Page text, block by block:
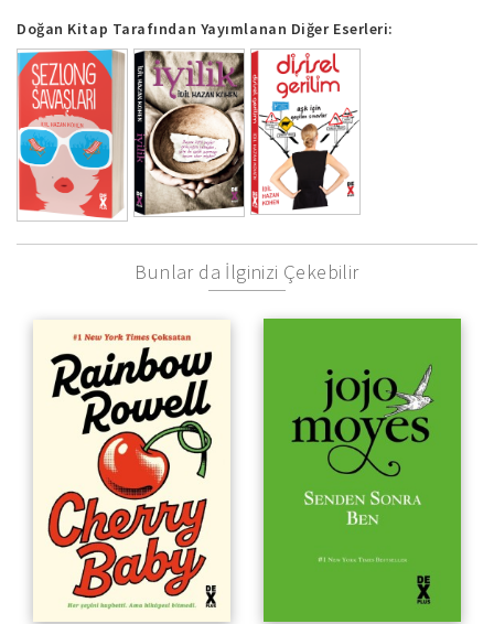
Doğan Kitap Tarafından Yayımlanan Diğer Eserleri:
Bunlar da İlginizi Çekebilir